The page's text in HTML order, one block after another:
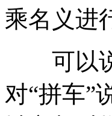
乘名义进
可以说
对“拼车”